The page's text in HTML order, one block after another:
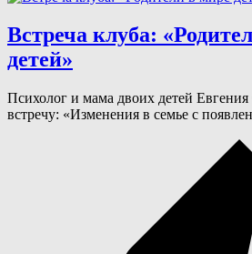
Встреча клуба:
детей»
Психолог и мама двоих детей Евгения
встречу: «Изменения в семье с